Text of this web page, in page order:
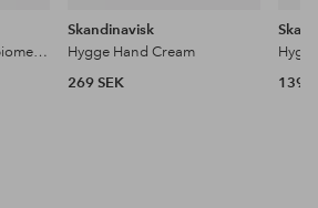
Forest ELIXIR® Microbiome Repairing Hand Cream 50 Ml
Skandinavisk
Hygge Hand Cream
269 SEK
139